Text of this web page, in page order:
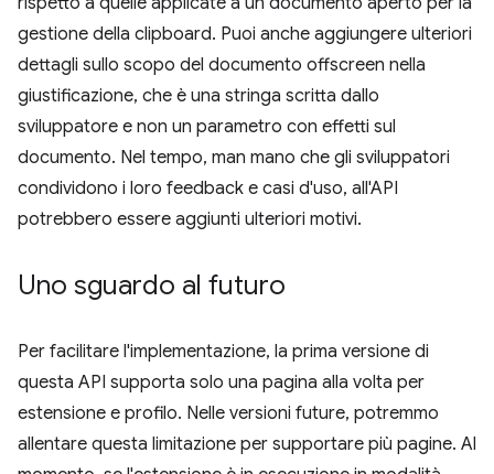
gestione della clipboard. Puoi anche aggiungere ulteriori
dettagli sullo scopo del documento offscreen nella
giustificazione, che è una stringa scritta dallo
sviluppatore e non un parametro con effetti sul
documento. Nel tempo, man mano che gli sviluppatori
condividono i loro feedback e casi d'uso, all'API
potrebbero essere aggiunti ulteriori motivi.
Uno sguardo al futuro
Per facilitare l'implementazione, la prima versione di
questa API supporta solo una pagina alla volta per
estensione e profilo. Nelle versioni future, potremmo
allentare questa limitazione per supportare più pagine. Al